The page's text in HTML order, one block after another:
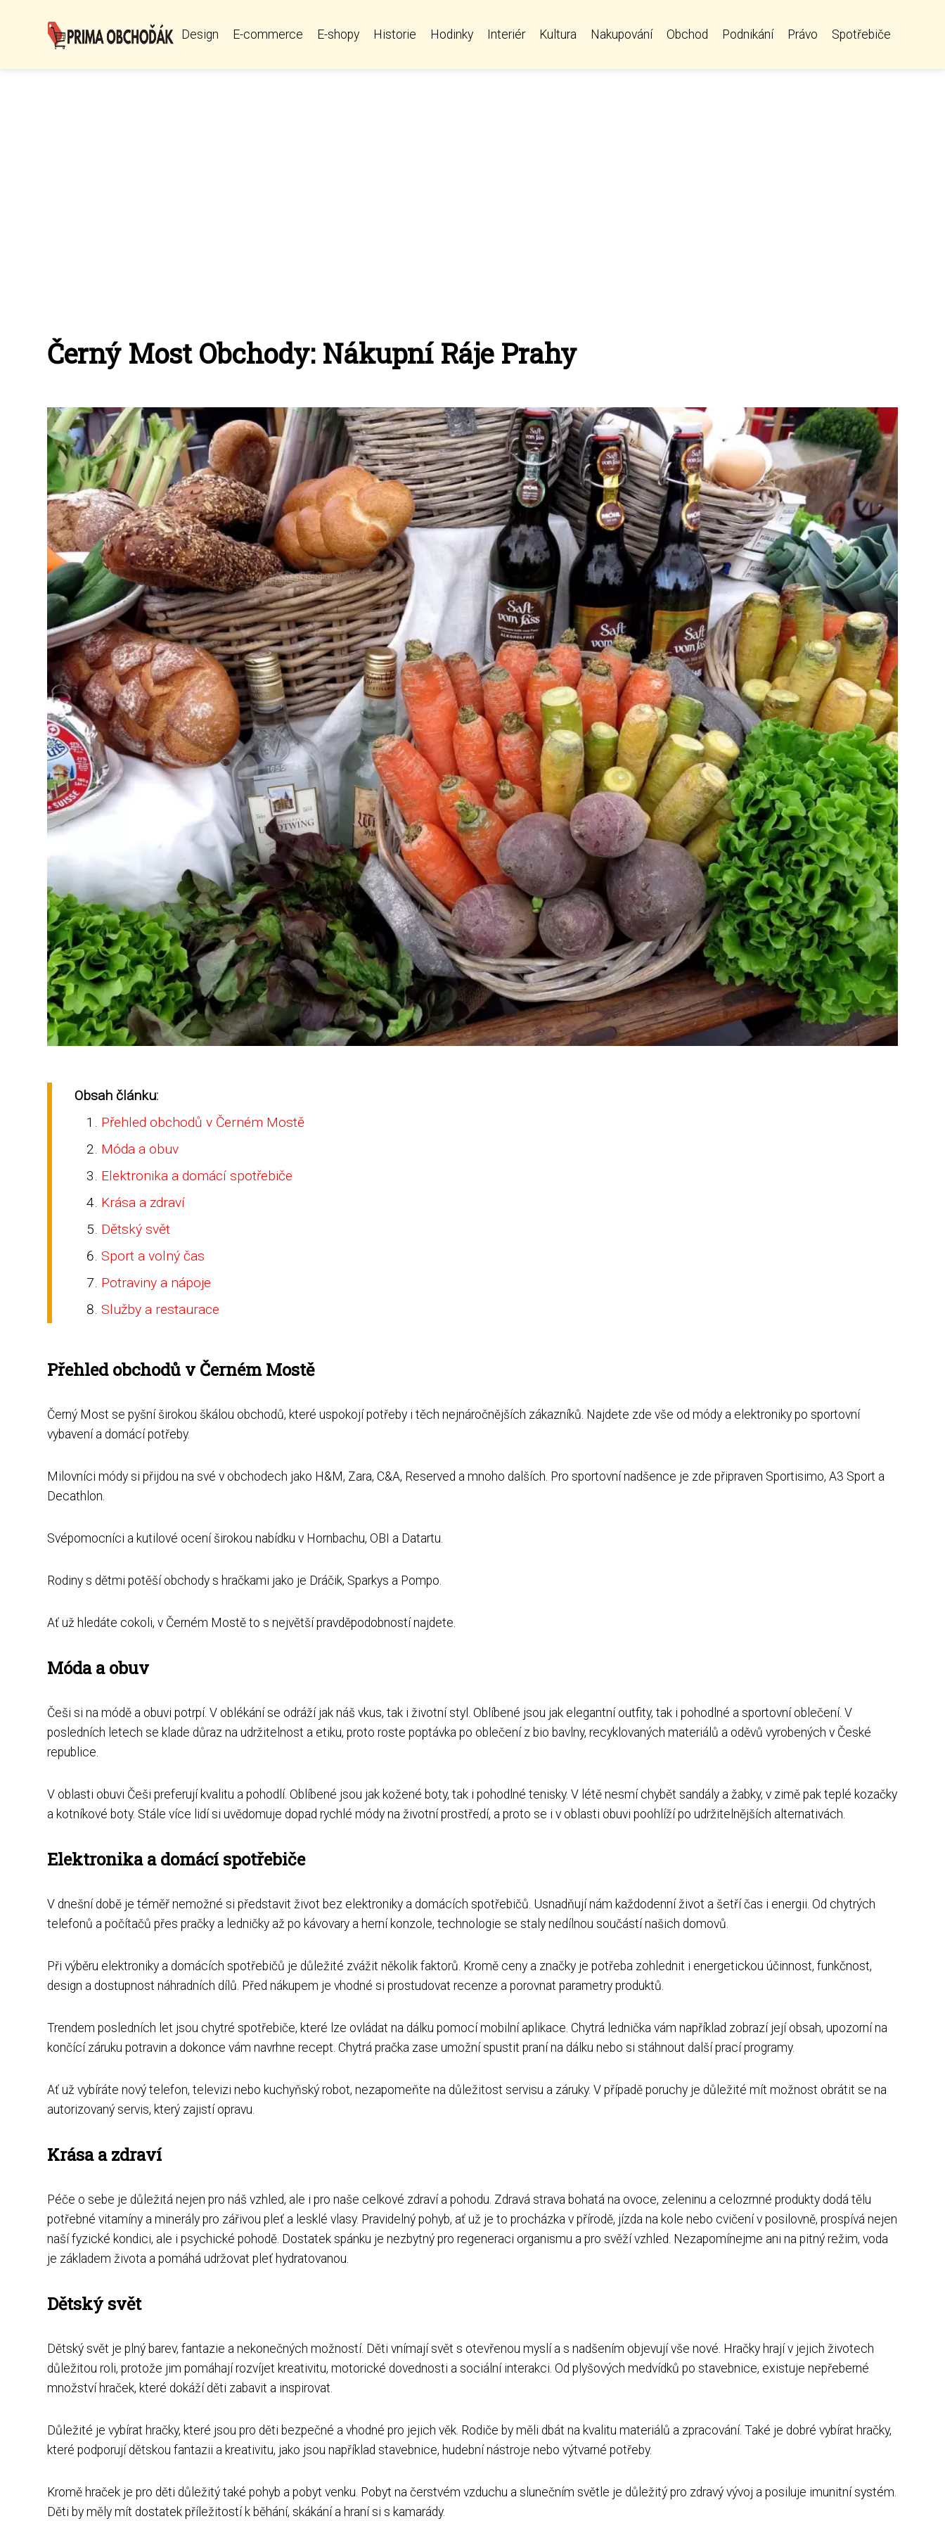
Design E-commerce E-shopy Historie Hodinky Interiér Kultura Nakupování Obchod Podnikání Právo Spotřebiče
Černý Most Obchody: Nákupní Ráje Prahy
Obsah článku:
Přehled obchodů v Černém Mostě
Móda a obuv
Elektronika a domácí spotřebiče
Krása a zdraví
Dětský svět
Sport a volný čas
Potraviny a nápoje
Služby a restaurace
Přehled obchodů v Černém Mostě
Černý Most se pyšní širokou škálou obchodů, které uspokojí potřeby i těch nejnáročnějších zákazníků. Najdete zde vše od módy a elektroniky po sportovní
vybavení a domácí potřeby.
Milovníci módy si přijdou na své v obchodech jako H&M, Zara, C&A, Reserved a mnoho dalších. Pro sportovní nadšence je zde připraven Sportisimo, A3 Sport a
Decathlon.
Svépomocníci a kutilové ocení širokou nabídku v Hornbachu, OBI a Datartu.
Rodiny s dětmi potěší obchody s hračkami jako je Dráčik, Sparkys a Pompo.
Ať už hledáte cokoli, v Černém Mostě to s největší pravděpodobností najdete.
Móda a obuv
Češi si na módě a obuvi potrpí. V oblékání se odráží jak náš vkus, tak i životní styl. Oblíbené jsou jak elegantní outfity, tak i pohodlné a sportovní oblečení. V
posledních letech se klade důraz na udržitelnost a etiku, proto roste poptávka po oblečení z bio bavlny, recyklovaných materiálů a oděvů vyrobených v České
republice.
V oblasti obuvi Češi preferují kvalitu a pohodlí. Oblíbené jsou jak kožené boty, tak i pohodlné tenisky. V létě nesmí chybět sandály a žabky, v zimě pak teplé kozačky
a kotníkové boty. Stále více lidí si uvědomuje dopad rychlé módy na životní prostředí, a proto se i v oblasti obuvi poohlíží po udržitelnějších alternativách.
Elektronika a domácí spotřebiče
V dnešní době je téměř nemožné si představit život bez elektroniky a domácích spotřebičů. Usnadňují nám každodenní život a šetří čas i energii. Od chytrých
telefonů a počítačů přes pračky a ledničky až po kávovary a herní konzole, technologie se staly nedílnou součástí našich domovů.
Při výběru elektroniky a domácích spotřebičů je důležité zvážit několik faktorů. Kromě ceny a značky je potřeba zohlednit i energetickou účinnost, funkčnost,
design a dostupnost náhradních dílů. Před nákupem je vhodné si prostudovat recenze a porovnat parametry produktů.
Trendem posledních let jsou chytré spotřebiče, které lze ovládat na dálku pomocí mobilní aplikace. Chytrá lednička vám například zobrazí její obsah, upozorní na
končící záruku potravin a dokonce vám navrhne recept. Chytrá pračka zase umožní spustit praní na dálku nebo si stáhnout další prací programy.
Ať už vybíráte nový telefon, televizi nebo kuchyňský robot, nezapomeňte na důležitost servisu a záruky. V případě poruchy je důležité mít možnost obrátit se na
autorizovaný servis, který zajistí opravu.
Krása a zdraví
Péče o sebe je důležitá nejen pro náš vzhled, ale i pro naše celkové zdraví a pohodu. Zdravá strava bohatá na ovoce, zeleninu a celozrnné produkty dodá tělu
potřebné vitamíny a minerály pro zářivou pleť a lesklé vlasy. Pravidelný pohyb, ať už je to procházka v přírodě, jízda na kole nebo cvičení v posilovně, prospívá nejen
naší fyzické kondici, ale i psychické pohodě. Dostatek spánku je nezbytný pro regeneraci organismu a pro svěží vzhled. Nezapomínejme ani na pitný režim, voda
je základem života a pomáhá udržovat pleť hydratovanou.
Dětský svět
Dětský svět je plný barev, fantazie a nekonečných možností. Děti vnímají svět s otevřenou myslí a s nadšením objevují vše nové. Hračky hrají v jejich životech
důležitou roli, protože jim pomáhají rozvíjet kreativitu, motorické dovednosti a sociální interakci. Od plyšových medvídků po stavebnice, existuje nepřeberné
množství hraček, které dokáží děti zabavit a inspirovat.
Důležité je vybírat hračky, které jsou pro děti bezpečné a vhodné pro jejich věk. Rodiče by měli dbát na kvalitu materiálů a zpracování. Také je dobré vybírat hračky,
které podporují dětskou fantazii a kreativitu, jako jsou například stavebnice, hudební nástroje nebo výtvarné potřeby.
Kromě hraček je pro děti důležitý také pohyb a pobyt venku. Pobyt na čerstvém vzduchu a slunečním světle je důležitý pro zdravý vývoj a posiluje imunitní systém.
Děti by měly mít dostatek příležitostí k běhání, skákání a hraní si s kamarády.